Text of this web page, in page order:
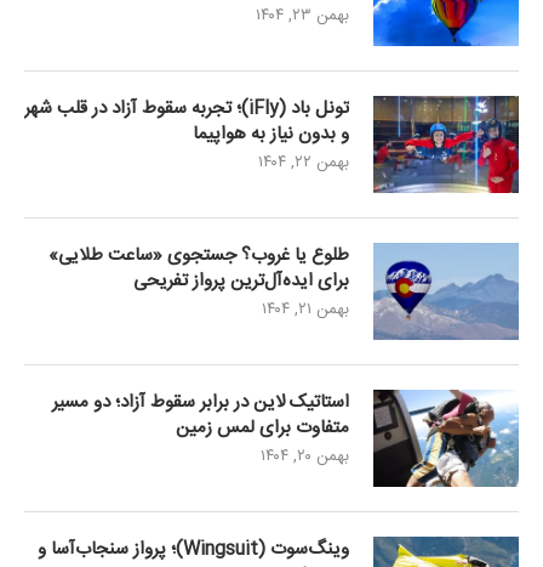
بهمن ۲۳, ۱۴۰۴
تونل باد (iFly)؛ تجربه سقوط آزاد در قلب شهر
و بدون نیاز به هواپیما
بهمن ۲۲, ۱۴۰۴
طلوع یا غروب؟ جستجوی «ساعت طلایی»
برای ایده‌آل‌ترین پرواز تفریحی
بهمن ۲۱, ۱۴۰۴
استاتیک لاین در برابر سقوط آزاد؛ دو مسیر
متفاوت برای لمس زمین
بهمن ۲۰, ۱۴۰۴
وینگ‌سوت (Wingsuit)؛ پرواز سنجاب‌آسا و